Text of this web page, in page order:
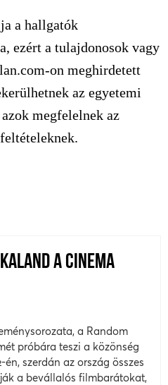
a hallgatók
ezért a tulajdonosok vagy
on meghirdetett
az egyetemi
megfelelnek az
A CINEMA
a Random
próbára teszi a közönség
szerdán az ország összes
a bevállalós filmbarátokat,